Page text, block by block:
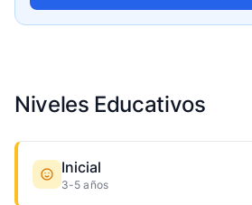
Niveles Educativos
Inicial
3-5 años